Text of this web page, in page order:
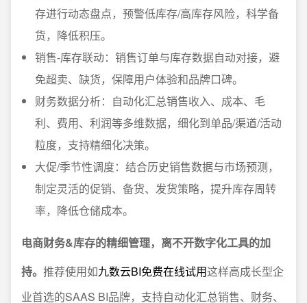
存进行动态盘点，预警低库存/高库存风险，科学备
货，降低积压。
销售-库存联动：销售订单与库存数据自动对接，避
免超卖、缺货，保障用户体验和品牌口碑。
财务数据分析：自动化汇总销售收入、成本、毛
利、费用、利润等多维数据，细化到单品/渠道/活动
粒度，支持精细化决策。
大促/季节性调度：结合历史销售数据与市场预测，
制定灵活的促销、备货、发货策略，提升库存周转
率，降低仓储成本。
电商财务&库存的精细管理，离不开数字化工具的加
持。 推荐使用如九数云BI免费在线试用这样高成长型企
业首选的SAAS BI品牌，支持自动化汇总销售、财务、